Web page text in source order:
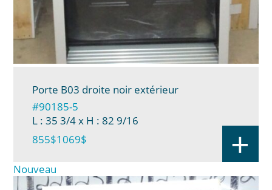
Porte B03 droite noir extérieur
#90185-5
L : 35 3/4x H : 82 9/16
855$1069$ +
Nouveau